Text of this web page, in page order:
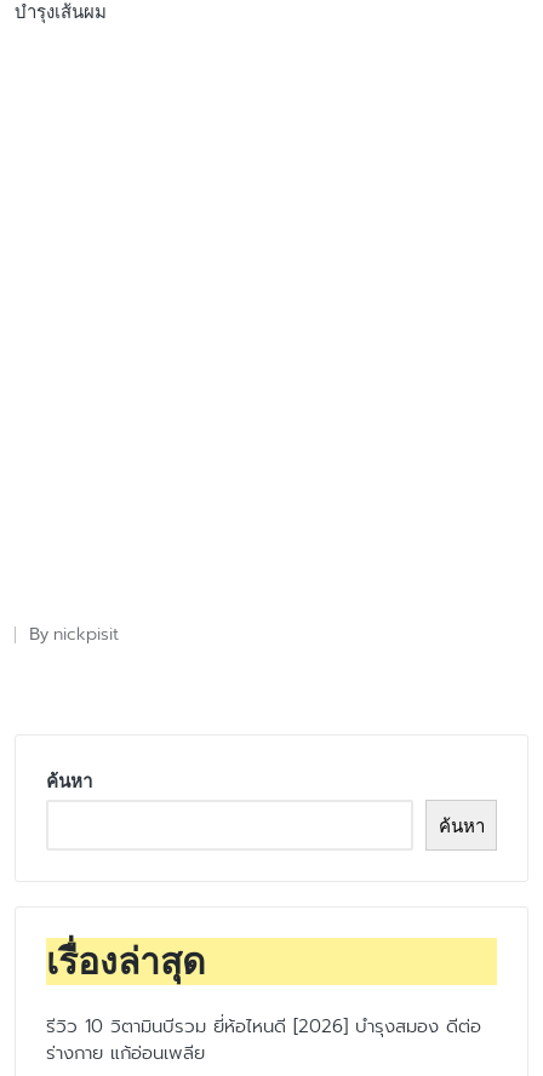
บำรุงเส้นผม
Posted
By nickpisit
ค้นหา
ค้นหา
เรื่องล่าสุด
รีวิว 10 วิตามินบีรวม ยี่ห้อไหนดี [2026] บำรุงสมอง ดีต่อ
ร่างกาย แก้อ่อนเพลีย